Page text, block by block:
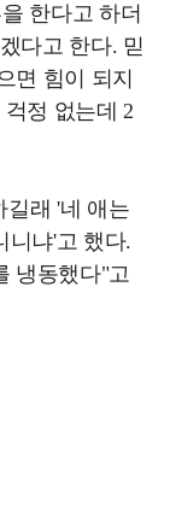
한다고 하더
다고 한다. 믿
면 힘이 되지
정 없는데 2
길래 '네 애는
니냐'고 했다.
냉동했다"고